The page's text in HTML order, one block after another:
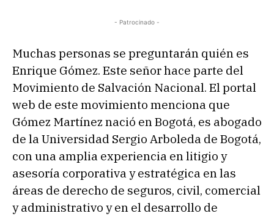
- Patrocinado -
Muchas personas se preguntarán quién es
Enrique Gómez. Este señor hace parte del
Movimiento de Salvación Nacional. El portal
web de este movimiento menciona que
Gómez Martínez nació en Bogotá, es abogado
de la Universidad Sergio Arboleda de Bogotá,
con una amplia experiencia en litigio y
asesoría corporativa y estratégica en las
áreas de derecho de seguros, civil, comercial
y administrativo y en el desarrollo de